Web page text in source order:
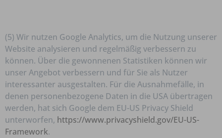
(5) Wir nutzen Google Analytics, um die Nutzung unserer
Website analysieren und regelmäßig verbessern zu
können. Über die gewonnenen Statistiken können wir
unser Angebot verbessern und für Sie als Nutzer
interessanter ausgestalten. Für die Ausnahmefälle, in
denen personenbezogene Daten in die USA übertragen
werden, hat sich Google dem EU-US Privacy Shield
unterworfen, https://www.privacyshield.gov/EU-US-
Framework.